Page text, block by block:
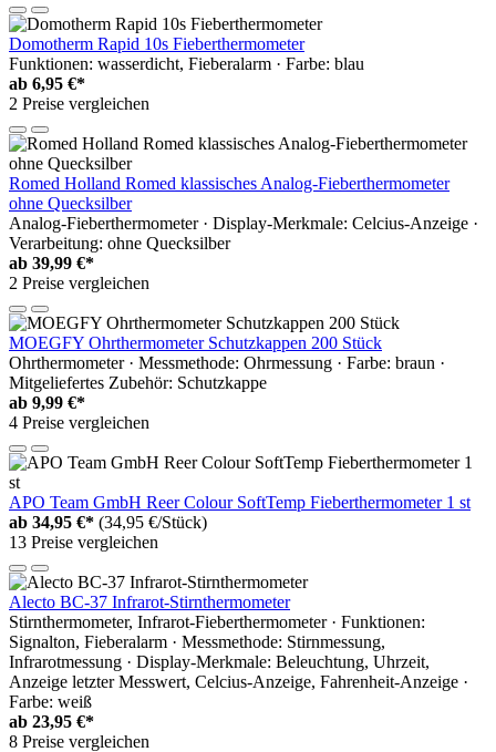
Domotherm Rapid 10s Fieberthermometer
Funktionen: wasserdicht, Fieberalarm · Farbe: blau
ab 6,95 €*
2 Preise vergleichen
Romed Holland Romed klassisches Analog-Fieberthermometer
ohne Quecksilber
Analog-Fieberthermometer · Display-Merkmale: Celcius-Anzeige ·
Verarbeitung: ohne Quecksilber
ab 39,99 €*
2 Preise vergleichen
MOEGFY Ohrthermometer Schutzkappen 200 Stück
Ohrthermometer · Messmethode: Ohrmessung · Farbe: braun ·
Mitgeliefertes Zubehör: Schutzkappe
ab 9,99 €*
4 Preise vergleichen
APO Team GmbH Reer Colour SoftTemp Fieberthermometer 1 st
ab 34,95 €* (34,95 €/Stück)
13 Preise vergleichen
Alecto BC-37 Infrarot-Stirnthermometer
Stirnthermometer, Infrarot-Fieberthermometer · Funktionen:
Signalton, Fieberalarm · Messmethode: Stirnmessung,
Infrarotmessung · Display-Merkmale: Beleuchtung, Uhrzeit,
Anzeige letzter Messwert, Celcius-Anzeige, Fahrenheit-Anzeige ·
Farbe: weiß
ab 23,95 €*
8 Preise vergleichen